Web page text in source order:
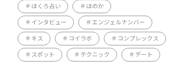
ほくろ占い ほのか
インタビュー エンジェルナンバー
キス コイラボ コンプレックス
スポット テクニック デート